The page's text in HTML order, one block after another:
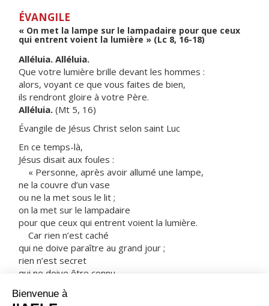
ÉVANGILE
« On met la lampe sur le lampadaire pour que ceux
qui entrent voient la lumière » (Lc 8, 16-18)
Alléluia. Alléluia.
Que votre lumière brille devant les hommes :
alors, voyant ce que vous faites de bien,
ils rendront gloire à votre Père.
Alléluia. (Mt 5, 16)
Évangile de Jésus Christ selon saint Luc
En ce temps-là,
Jésus disait aux foules :
« Personne, après avoir allumé une lampe,
ne la couvre d’un vase
ou ne la met sous le lit ;
on la met sur le lampadaire
pour que ceux qui entrent voient la lumière.
Car rien n’est caché
qui ne doive paraître au grand jour ;
rien n’est secret
qui ne doive être connu